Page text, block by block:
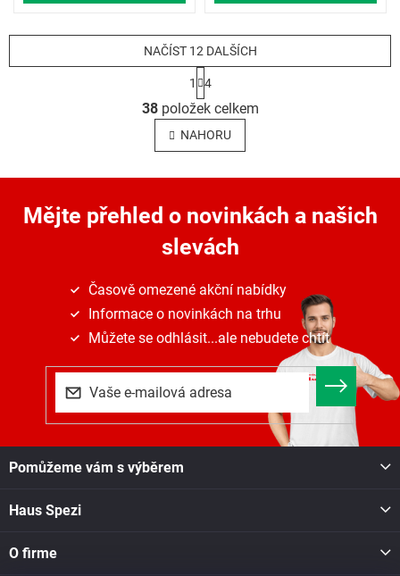
O
v
l
á
í
r
k
y
v
ý
i
s
NAČÍST 12 DALŠÍCH
t
r
á
n
k
v
n
í
1 4
38položek celkem
NAHORU
Mějte přehled o novinkách a našich
slevách
Časově omezené akční nabídky
Informace o novinkách na trhu
Můžete se odhlásit...ale nebudete chtít
Pomůžeme vám s výběrem
Haus Spezi
O firme